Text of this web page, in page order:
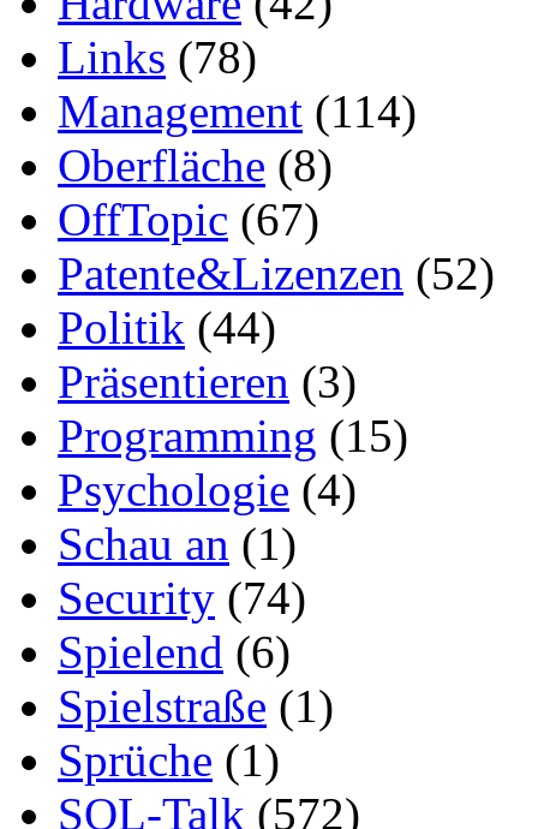
Links (78)
Management (114)
Oberfläche (8)
OffTopic (67)
Patente&Lizenzen (52)
Politik (44)
Präsentieren (3)
Programming (15)
Psychologie (4)
Schau an (1)
Security (74)
Spielend (6)
Spielstraße (1)
Sprüche (1)
SQL-Talk (572)